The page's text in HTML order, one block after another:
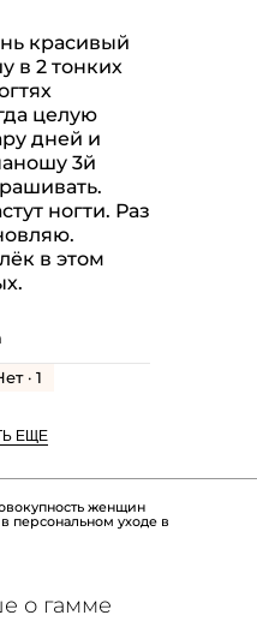
красивый
в 2 тонких
целую
дней и
3й
ногти. Раз
в этом
· 1
ЕЩЕ
женщин
персональном уходе в
о гамме